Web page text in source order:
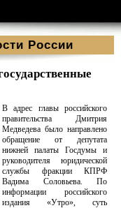
России
В адрес главы российского
правительства Дмитрия
Медведева было направлено
обращение от депутата
нижней палаты Госдумы и
руководителя юридической
службы фракции КПРФ
Вадима Соловьева. По
информации российского
издания «Утро», суть